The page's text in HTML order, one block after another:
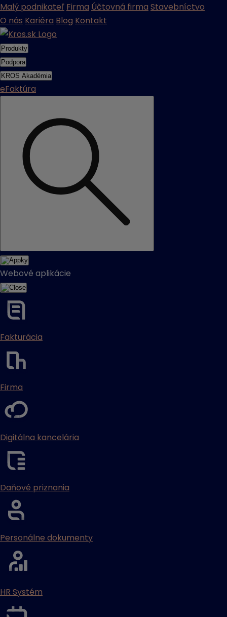
Malý podnikateľ Firma Účtovná firma Stavebníctvo
O nás Kariéra Blog Kontakt
Produkty
Podpora
KROS Akadémia
eFaktúra
Webové aplikácie
Fakturácia
Firma
Digitálna kancelária
Daňové priznania
Personálne dokumenty
HR Systém